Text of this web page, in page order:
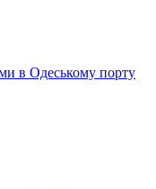
в Одеському порту